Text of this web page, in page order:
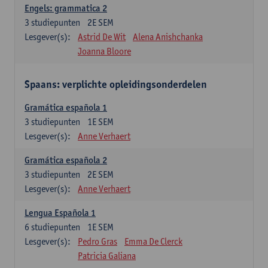
Engels: grammatica 2
2E SEM
3 studiepunten
Lesgever(s):
Astrid De Wit
Alena Anishchanka
Joanna Bloore
Spaans: verplichte opleidingsonderdelen
Gramática española 1
1E SEM
3 studiepunten
Lesgever(s):
Anne Verhaert
Gramática española 2
2E SEM
3 studiepunten
Lesgever(s):
Anne Verhaert
Lengua Española 1
1E SEM
6 studiepunten
Lesgever(s):
Pedro Gras
Emma De Clerck
Patricia Galiana